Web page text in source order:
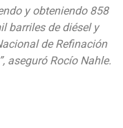
y obteniendo 858
barriles de diésel y
de Refinación
aseguró Rocío Nahle.